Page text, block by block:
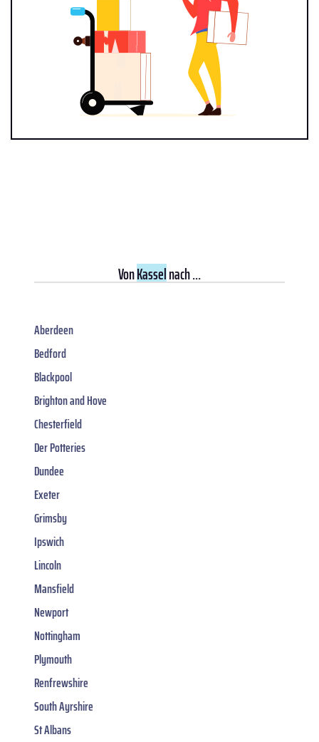
VonKasselnach ...
Aberdeen
Bedford
Blackpool
Brighton and Hove
Chesterfield
Der Potteries
Dundee
Exeter
Grimsby
Ipswich
Lincoln
Mansfield
Newport
Nottingham
Plymouth
Renfrewshire
South Ayrshire
St Albans